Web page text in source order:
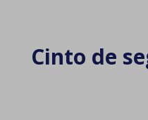
Cinto de